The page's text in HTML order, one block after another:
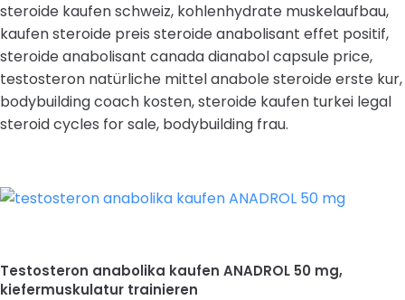
steroide kaufen schweiz, kohlenhydrate muskelaufbau,
kaufen steroide preis steroide anabolisant effet positif,
steroide anabolisant canada dianabol capsule price,
testosteron natürliche mittel anabole steroide erste kur,
bodybuilding coach kosten, steroide kaufen turkei legal
steroid cycles for sale, bodybuilding frau.
Testosteron anabolika kaufen ANADROL 50 mg,
kiefermuskulatur trainieren